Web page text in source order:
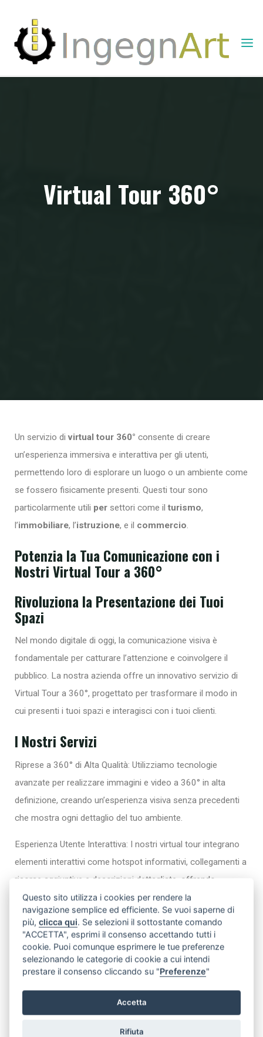
INGEGNART -
COMUNICAZIONE
E SERVIZI
Virtual Tour 360°
Un servizio di virtual tour 360° consente di creare
un’esperienza immersiva e interattiva per gli utenti,
permettendo loro di esplorare un luogo o un ambiente come
se fossero fisicamente presenti. Questi tour sono
particolarmente utili per settori come ilturismo,
l’immobiliare, l’istruzione, e il commercio.
Potenzia la Tua Comunicazione con i
Nostri Virtual Tour a 360°
Rivoluziona la Presentazione dei Tuoi
Spazi
Nel mondo digitale di oggi, la comunicazione visiva è
fondamentale per catturare l’attenzione e coinvolgere il
pubblico. La nostra azienda offre un innovativo servizio di
Virtual Tour a 360°, progettato per trasformare il modo in
cui presenti i tuoi spazi e interagisci con i tuoi clienti.
I Nostri Servizi
Riprese a 360° di Alta Qualità: Utilizziamo tecnologie
avanzate per realizzare immagini e video a 360° in alta
definizione, creando un’esperienza visiva senza precedenti
che mostra ogni dettaglio del tuo ambiente.
Esperienza Utente Interattiva: I nostri virtual tour integrano
elementi interattivi come hotspot informativi, collegamenti a
risorse aggiuntive e descrizioni dettagliate, offrendo
un’esperienza coinvolgente e dinamica.
Compatibilità e Accessibilità: Assicuriamo che i nostri tour
siano fruibili su qualsiasi dispositivo, dai PC ai tablet, dagli
smartphone ai visori VR, per garantire un’accessibilità totale.
secondo le tue esigenze, integrando il brand della tua
Questo sito utilizza i cookies per rendere la
navigazione semplice ed efficiente. Se vuoi saperne di
più,clicca qui. Se selezioni il sottostante comando
"ACCETTA", esprimi il consenso accettando tutti i
cookie. Puoi comunque esprimere le tue preferenze
selezionando le categorie di cookie a cui intendi
prestare il consenso cliccando su "Preferenze"
Accetta
Rifiuta